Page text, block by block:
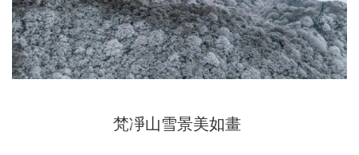
梵凈山雪景美如畫